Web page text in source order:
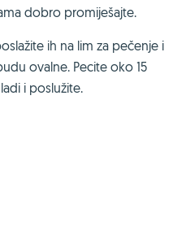
dobro promiješajte.
ih na lim za pečenje i
ovalne. Pecite oko 15
i poslužite.